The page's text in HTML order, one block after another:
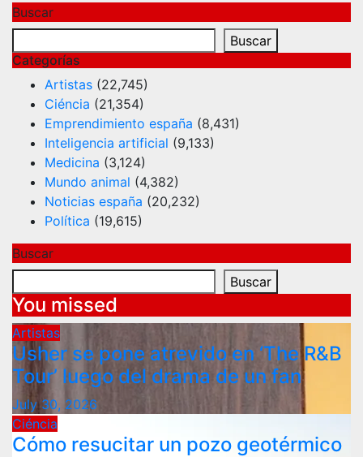
Buscar
Buscar
Categorías
Artistas (22,745)
Ciéncia (21,354)
Emprendimiento españa (8,431)
Inteligencia artificial (9,133)
Medicina (3,124)
Mundo animal (4,382)
Noticias españa (20,232)
Política (19,615)
Buscar
Buscar
You missed
Artistas
Usher se pone atrevido en ‘The R&B
Tour’ luego del drama de un fan
July 30, 2026
Ciéncia
Cómo resucitar un pozo geotérmico